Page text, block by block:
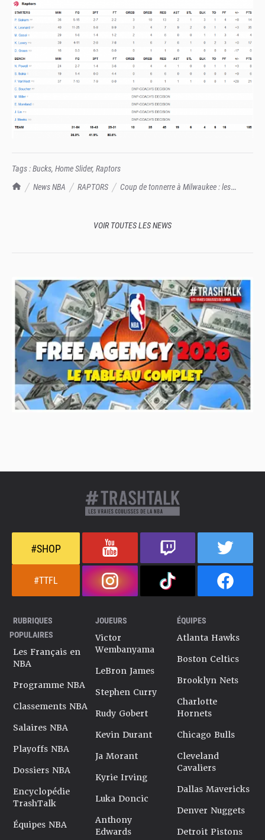
TrashTalk Actu NBA
News NBA RAPTORS
Coup de tonnerre à Milwaukee : les
Tags :Bucks, Home Slider, Raptors
VOIR TOUTES LES NEWS
#SHOP
#TTFL
RUBRIQUES
POPULAIRES
Les Français en
NBA
Programme NBA
Classements NBA
Salaires NBA
Playoffs NBA
Dossiers NBA
Encyclopédie
TrashTalk
Équipes NBA
JOUEURS
Victor
Wembanyama
LeBron James
Stephen Curry
Rudy Gobert
Kevin Durant
Ja Morant
Kyrie Irving
Luka Doncic
Anthony
Edwards
ÉQUIPES
Atlanta Hawks
Boston Celtics
Brooklyn Nets
Charlotte
Hornets
Chicago Bulls
Cleveland
Cavaliers
Dallas Mavericks
Denver Nuggets
Detroit Pistons